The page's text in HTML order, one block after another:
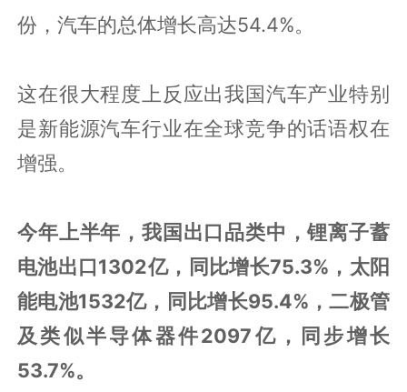
份，汽车的总体增长高达54.4%。
这在很大程度上反应出我国汽车产业特别
是新能源汽车行业在全球竞争的话语权在
增强。
今年上半年，我国出口品类中，锂离子蓄
电池出口1302亿，同比增长75.3%，太阳
能电池1532亿，同比增长95.4%，二极管
及类似半导体器件2097亿，同步增长
53.7%。